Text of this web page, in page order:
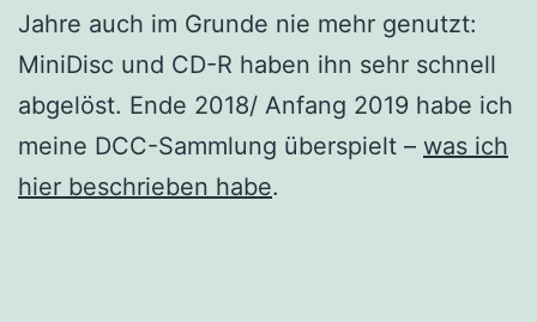
Jahre auch im Grunde nie mehr genutzt:
MiniDisc und CD-R haben ihn sehr schnell
abgelöst. Ende 2018/ Anfang 2019 habe ich
meine DCC-Sammlung überspielt – was ich
hier beschrieben habe.